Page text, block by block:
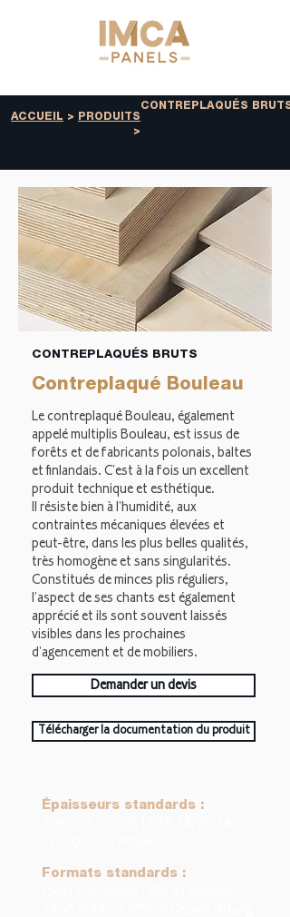
ACCUEIL >
PRODUITS
>
CONTREPLAQUÉS BRUTS
CONTREPLAQUÉS BRUTS
Contreplaqué Bouleau
Le contreplaqué Bouleau, également
appelé multiplis Bouleau, est issus de
forêts et de fabricants polonais, baltes
et finlandais. C'est à la fois un excellent
produit technique et esthétique.
Il résiste bien à l'humidité, aux
contraintes mécaniques élevées et
peut-être, dans les plus belles qualités,
très homogène et sans singularités.
Constitués de minces plis réguliers,
l'aspect de ses chants est également
apprécié et ils sont souvent laissés
visibles dans les prochaines
d'agencement et de mobiliers.
Demander un devis
Télécharger la documentation du produit
Épaisseurs standards :
Formats standards :